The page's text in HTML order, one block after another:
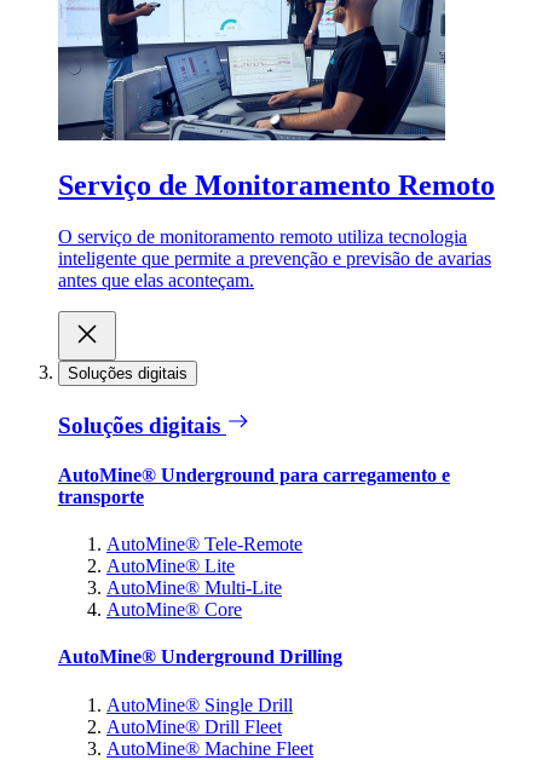
Serviço de Monitoramento Remoto
O serviço de monitoramento remoto utiliza tecnologia
inteligente que permite a prevenção e previsão de avarias
antes que elas aconteçam.
Soluções digitais
Soluções digitais
AutoMine® Underground para carregamento e
transporte
AutoMine® Tele-Remote
AutoMine® Lite
AutoMine® Multi-Lite
AutoMine® Core
AutoMine® Underground Drilling
AutoMine® Single Drill
AutoMine® Drill Fleet
AutoMine® Machine Fleet